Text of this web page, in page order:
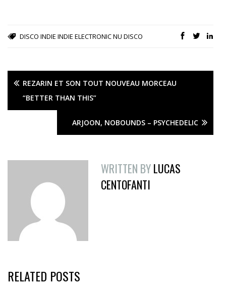
DISCO INDIE INDIE ELECTRONICNU DISCO
REZARIN ET SON TOUT NOUVEAU MORCEAU
“BETTER THAN THIS”
ARJOON, NOBOUNDS – PSYCHEDELIC
WRITTEN BYLUCAS
CENTOFANTI
RELATED POSTS